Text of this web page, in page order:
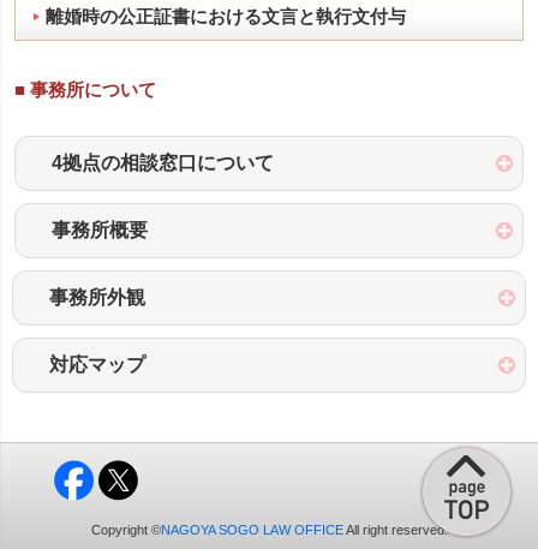
離婚時の公正証書における文言と執行文付与
■ 事務所について
4拠点の相談窓口について
事務所概要
事務所外観
対応マップ
Copyright ©NAGOYA SOGO LAW OFFICEAll right reserved.